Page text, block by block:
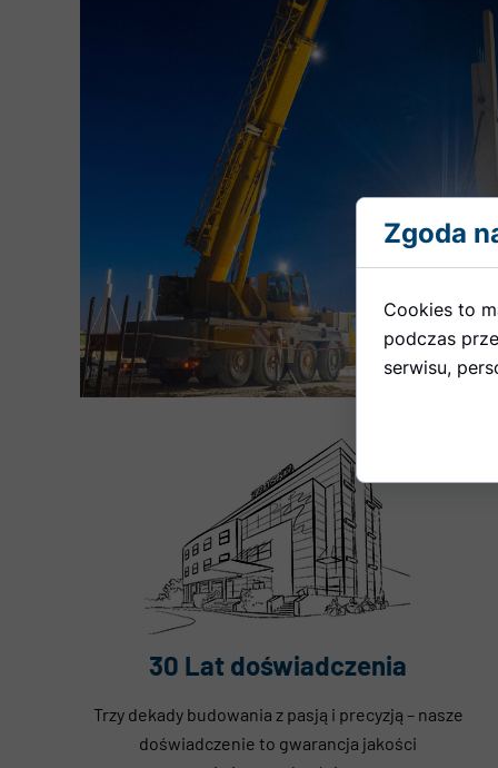
Trzy dekady budowania z pasją i precyzją – nasze
doświadczenie to gwarancja jakości
30 Lat doświadczenia
Zgoda
Cookies to
podczas
serwisu,